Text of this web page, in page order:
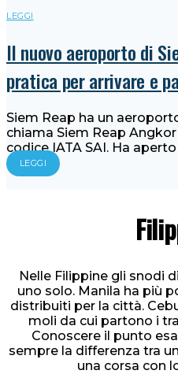
LEGGI
Il nuovo aeroporto di
pratica per arrivare e
Siem Reap ha un
chiama Siem Reap
codice IATA SAI. Ha
LEGGI
Nelle Filippine gli snodi
uno solo. Manila ha più
distribuiti per la città.
moli da cui partono i
Conoscere il punto
sempre la differenza tra
una corsa con